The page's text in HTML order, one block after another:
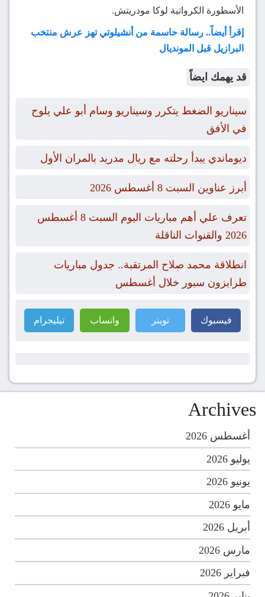
الأسطورة الكرواتية لوكا مودريتش.
إقرأ أيضاً.. رسالة حاسمة من أنشيلوتي تهز عرش منتخب
البرازيل قبل المونديال
قد يهمك ايضاً
سيناريو الضغط يتكرر وسيناريو وسام أبو علي يلوح
في الأفق
ديوماندي يبدأ رحلته مع ريال مدريد بالمران الأول
أبرز عناوين السبت 8 أغسطس 2026
تعرف علي أهم مباريات اليوم السبت 8 أغسطس
2026 والقنوات الناقلة
انطلاقة محمد صلاح المرتقبة.. جدول مباريات
طرابزون سبور خلال أغسطس
فيسبوك تويتر واتساب تيليجرام
Archives
أغسطس 2026
يوليو 2026
يونيو 2026
مايو 2026
أبريل 2026
مارس 2026
فبراير 2026